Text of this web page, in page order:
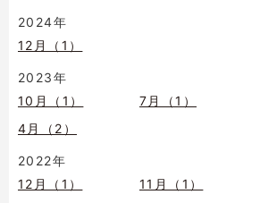
2024年
12月（1）
2023年
10月（1）
7月（1）
4月（2）
2022年
12月（1）
11月（1）